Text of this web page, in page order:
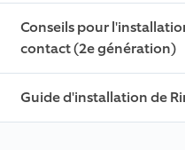
Conseils pour
contact (2e génération)
Guide d'installation de